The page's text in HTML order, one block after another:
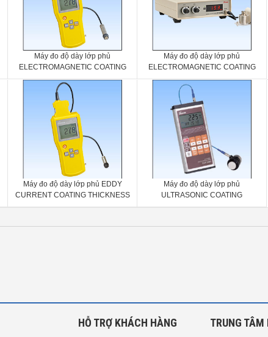
Máy đo độ dày lớp phủ
ELECTROMAGNETIC COATING
THICKNESS METER Sanko SWT-
7000ⅢF
Máy đo độ dày lớp phủ
ELECTROMAGNETIC COATING
THICKNESS METER Sanko SP-
3300D
Máy đo độ dày lớp phủ EDDY
CURRENT COATING THICKNESS
METER Sanko SWT-7000ⅢN
Máy đo độ dày lớp phủ
ULTRASONIC COATING
THICKNESS METER Sanko ULT-
HỖ TRỢ KHÁCH HÀNG TRUNG TÂM